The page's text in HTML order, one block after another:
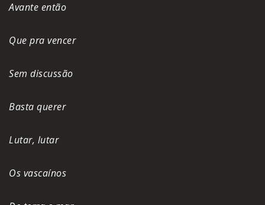
Avante então
Que pra vencer
Sem discussão
Basta querer
Lutar, lutar
Os vascaínos